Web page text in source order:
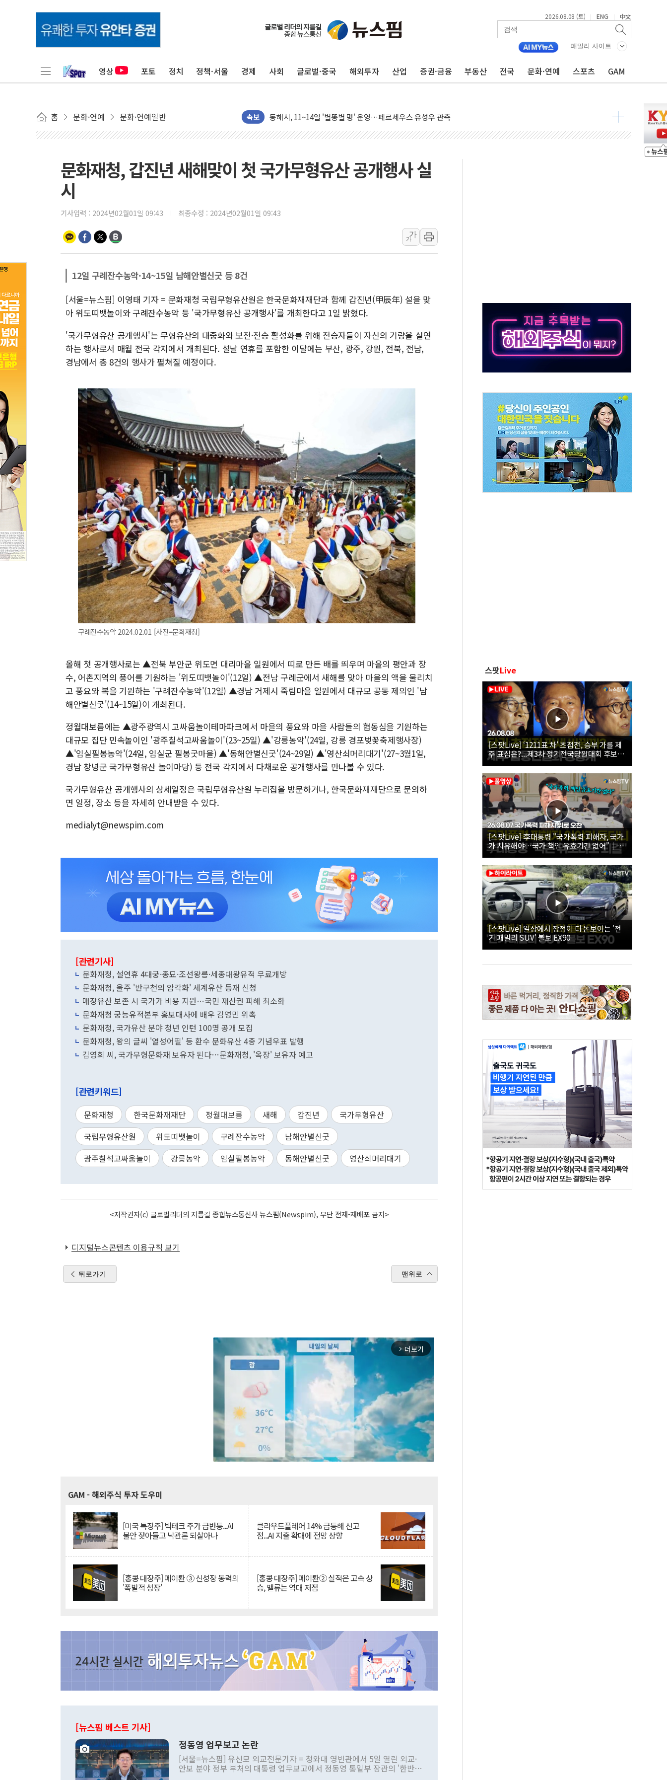
2026.08.08 (토) | ENG | 中文
패밀리 사이트
영상 포토 정치 정책·서울 경제 사회 글로벌·중국 해외투자 산업 증권·금융 부동산 전국 문화·연예 스포츠 GAM
홈 문화·연예 문화·연예일반 속보
中 전방위 아파트 부양, 수도 베이징도 부동산 규제 철폐
인제 용대리 계곡서 수위 상승으로 피서객 7명 고립…전원 구조
강원 중·남부 동해안 시간당 50mm 이상 폭우…호우경보 발효
청양 밭에서 일하던 90대 숨져…온열질환 여부 조사
李대통령, 'ISA·주가누르기 방지법' 전면 재검토 지시
'호우 특보' 경북 울진 시간당 20~30mm 강한 비...가뭄 해소될 듯
10월 보완수사권 폐지·공소청 출범…피해자들 '범죄 사각지대' 우려
한상협, 업계 개인정보 보안 새판 짠다…'자율규제단체' 타진
트럼프, 쿡 연준 이사 해임 재추진…"26일까지 의혹 소명" 요구
유럽증시, 美 고용 예상 밖 부진에 연준 금리 인상 가능성 낮아지며 상승… STOXX 600 지수는 나흘 연속 최고치
[종합] 이슬람 수니파 3국, '공동방위협정' 체결… 이스라엘·이란 위협에 맞설 자체 억지력 강화
트럼프, 백신·자폐증 행정명령 검토…"이르면 다음 주"
문화재청, 갑진년 새해맞이 첫 국가무형유산 공개행사 실
시
기사입력 : 2024년02월01일 09:43 최종수정 : 2024년02월01일 09:43
가
가
12일 구례잔수농악·14~15일 남해안별신굿 등 8건
[서울=뉴스핌] 이영태 기자 = 문화재청 국립무형유산원은 한국문화재재단과 함께 갑진년(甲辰年) 설을 맞
아 위도띠뱃놀이와 구례잔수농악 등 '국가무형유산 공개행사'를 개최한다고 1일 밝혔다.
'국가무형유산 공개행사'는 무형유산의 대중화와 보전·전승 활성화를 위해 전승자들이 자신의 기량을 실연
하는 행사로서 매월 전국 각지에서 개최된다. 설날 연휴를 포함한 이달에는 부산, 광주, 강원, 전북, 전남,
경남에서 총 8건의 행사가 펼쳐질 예정이다.
구례잔수농악 2024.02.01 [사진=문화재청]
올해 첫 공개행사로는 ▲전북 부안군 위도면 대리마을 일원에서 띠로 만든 배를 띄우며 마을의 평안과 장
수, 어촌지역의 풍어를 기원하는 '위도띠뱃놀이'(12일) ▲전남 구례군에서 새해를 맞아 마을의 액을 물리치
고 풍요와 복을 기원하는 '구례잔수농악'(12일) ▲경남 거제시 죽림마을 일원에서 대규모 공동 제의인 '남
해안별신굿'(14~15일)이 개최된다.
정월대보름에는 ▲광주광역시 고싸움놀이테마파크에서 마을의 풍요와 마을 사람들의 협동심을 기원하는
대규모 집단 민속놀이인 '광주칠석고싸움놀이'(23~25일) ▲'강릉농악'(24일, 강릉 경포벚꽃축제행사장)
▲'임실필봉농악'(24일, 임실군 필봉굿마을) ▲'동해안별신굿'(24~29일) ▲'영산쇠머리대기'(27~3월1일,
경남 창녕군 국가무형유산 놀이마당) 등 전국 각지에서 다채로운 공개행사를 만나볼 수 있다.
국가무형유산 공개행사의 상세일정은 국립무형유산원 누리집을 방문하거나, 한국문화재재단으로 문의하
면 일정, 장소 등을 자세히 안내받을 수 있다.
medialyt@newspim.com
[관련기사]
문화재청, 설연휴 4대궁·종묘·조선왕릉·세종대왕유적 무료개방
문화재청, 울주 '반구천의 암각화' 세계유산 등재 신청
매장유산 보존 시 국가가 비용 지원…국민 재산권 피해 최소화
문화재청 궁능유적본부 홍보대사에 배우 김영민 위촉
문화재청, 국가유산 분야 청년 인턴 100명 공개 모집
문화재청, 왕의 글씨 '열성어필' 등 환수 문화유산 4종 기념우표 발행
김영희 씨, 국가무형문화재 보유자 된다…문화재청, '옥장' 보유자 예고
[관련키워드]
문화재청 한국문화재재단 정월대보름 새해 갑진년
국가무형유산
국립무형유산원
위도띠뱃놀이 구례잔수농악
남해안별신굿
광주칠석고싸움놀이
강릉농악 임실필봉농악 동해안별신굿 영산쇠머리대기
<저작권자(c) 글로벌리더의 지름길 종합뉴스통신사 뉴스핌(Newspim), 무단 전재-재배포 금지>
디지털뉴스콘텐츠 이용규칙 보기
뒤로가기 맨위로
arrow_forward_ios 더보기
GAM - 해외주식 투자 도우미
[미국 특징주] 빅테크 주가 급반등...AI
불안 잦아들고 낙관론 되살아나
클라우드플레어 14% 급등해 신고
점...AI 지출 확대에 전망 상향
[홍콩 대장주] 메이퇀 ③ 신성장 동력의
'폭발적 성장'
[홍콩 대장주] 메이퇀② 실적은 고속 상
승, 밸류는 역대 저점
[뉴스핌 베스트 기사]
정동영 업무보고 논란
[서울=뉴스핌] 유신모 외교전문기자 = 청와대 영빈관에서 5일 열린 외교·
안보 분야 정부 부처의 대통령 업무보고에서 정동영 통일부 장관의 '한반도
스팟Live
[스팟Live] ‘1211표 차’ 초접전, 승부 가를 제
주 표심은?...제3차 정기전국당원대회 후보자
제주 합동연설회 생중계 | 26.08.08
[스팟Live] 李대통령 "국가폭력 피해자, 국가
가 치유해야…국가 책임 유효기간 없어"｜
26.08.07 국가폭력 피해자 위로 오찬
[스팟Live] 일상에서 장점이 더 돋보이는 '전
기 패밀리 SUV' 볼보 EX90